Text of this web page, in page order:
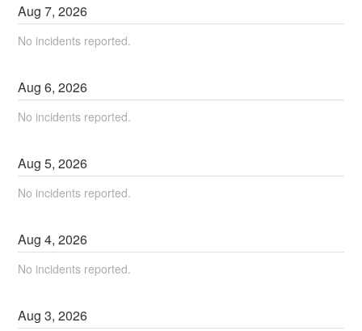
Aug7,2026
No incidents reported.
Aug6,2026
No incidents reported.
Aug5,2026
No incidents reported.
Aug4,2026
No incidents reported.
Aug3,2026